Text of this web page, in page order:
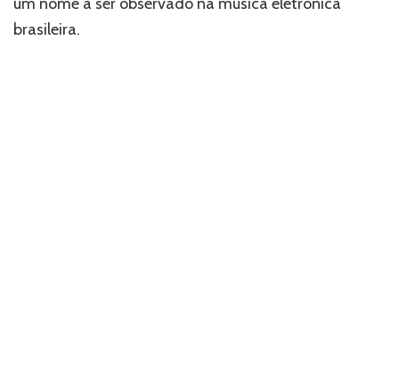
brasileira.